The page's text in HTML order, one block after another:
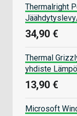
Thermalright
34,90 €
Thermal
yhdiste
13,90 €
Microsoft